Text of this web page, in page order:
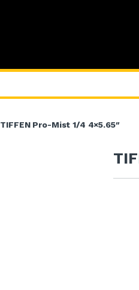
TIFFEN Pro-Mist 1/4 4×5.65″